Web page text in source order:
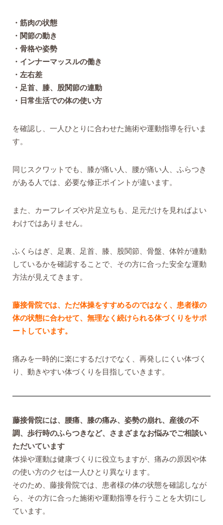
・筋肉の状態
・関節の動き
・骨格や姿勢
・インナーマッスルの働き
・左右差
・足首、膝、股関節の連動
・日常生活での体の使い方
を確認し、一人ひとりに合わせた施術や運動指導を行いま
す。
同じスクワットでも、膝が痛い人、腰が痛い人、ふらつき
がある人では、必要な修正ポイントが違います。
また、カーフレイズや片足立ちも、足元だけを見ればよい
わけではありません。
ふくらはぎ、足裏、足首、膝、股関節、骨盤、体幹が連動
しているかを確認することで、その方に合った安全な運動
方法が見えてきます。
藤接骨院では、ただ体操をすすめるのではなく、患者様の
体の状態に合わせて、無理なく続けられる体づくりをサポ
ートしています。
痛みを一時的に楽にするだけでなく、再発しにくい体づく
り、動きやすい体づくりを目指していきます。
藤接骨院には、腰痛、膝の痛み、姿勢の崩れ、産後の不
調、歩行時のふらつきなど、さまざまなお悩みでご相談い
ただいています
体操や運動は健康づくりに役立ちますが、痛みの原因や体
の使い方のクセは一人ひとり異なります。
そのため、藤接骨院では、患者様の体の状態を確認しなが
ら、その方に合った施術や運動指導を行うことを大切にし
ています。